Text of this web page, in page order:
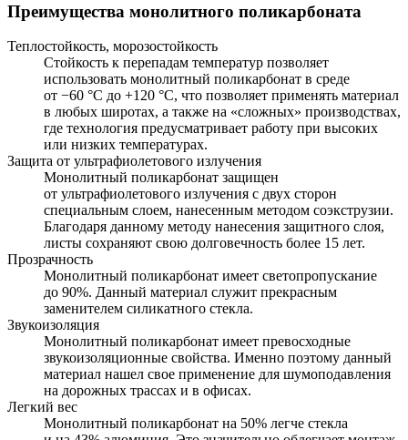
Преимущества монолитного поликарбоната
Теплостойкость, морозостойкость
Стойкость к перепадам температур позволяет
использовать монолитный поликарбонат в среде
от −60 °С до +120 °С, что позволяет применять материал
в любых широтах, а также на «сложных» производствах,
где технология предусматривает работу при высоких
или низких температурах.
Защита от ультрафиолетового излучения
Монолитный поликарбонат защищен
от ультрафиолетового излучения с двух сторон
специальным слоем, нанесенным методом соэкструзии.
Благодаря данному методу нанесения защитного слоя,
листы сохраняют свою долговечность более 15 лет.
Прозрачность
Монолитный поликарбонат имеет светопропускание
до 90%. Данный материал служит прекрасным
заменителем силикатного стекла.
Звукоизоляция
Монолитный поликарбонат имеет превосходные
звукоизоляционные свойства. Именно поэтому данный
материал нашел свое применение для шумоподавления
на дорожных трассах и в офисах.
Легкий вес
Монолитный поликарбонат на 50% легче стекла